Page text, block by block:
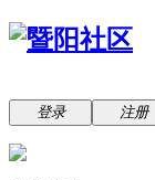
登录 注册